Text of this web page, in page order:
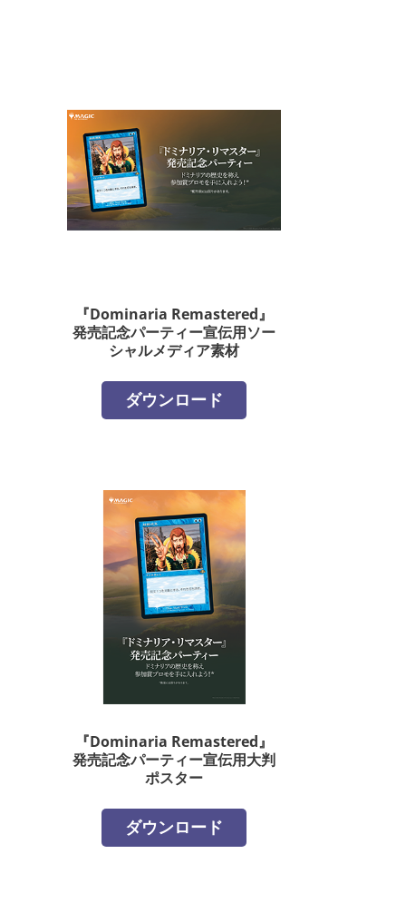
『Dominaria Remastered』
発売記念パーティー宣伝用ソー
シャルメディア素材
ダウンロード
『Dominaria Remastered』
発売記念パーティー宣伝用大判
ポスター
ダウンロード